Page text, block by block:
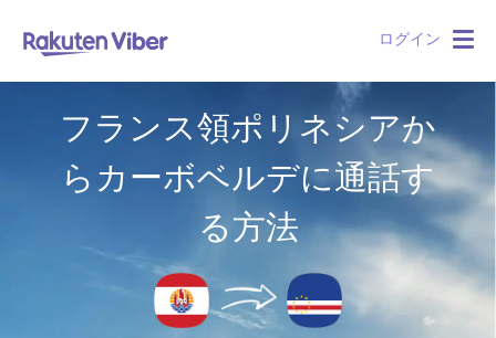
ログイン
フランス領ポリネシアか
らカーボベルデに通話す
る方法